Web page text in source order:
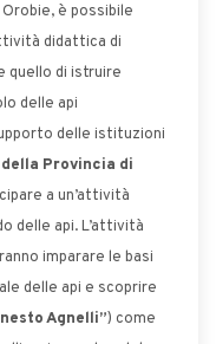
è possibile
didattica di
quello di istruire
delle api
delle istituzioni
della Provincia di
a un’attività
delle api. L’attività
imparare le basi
delle api e scoprire
Agnelli”) come